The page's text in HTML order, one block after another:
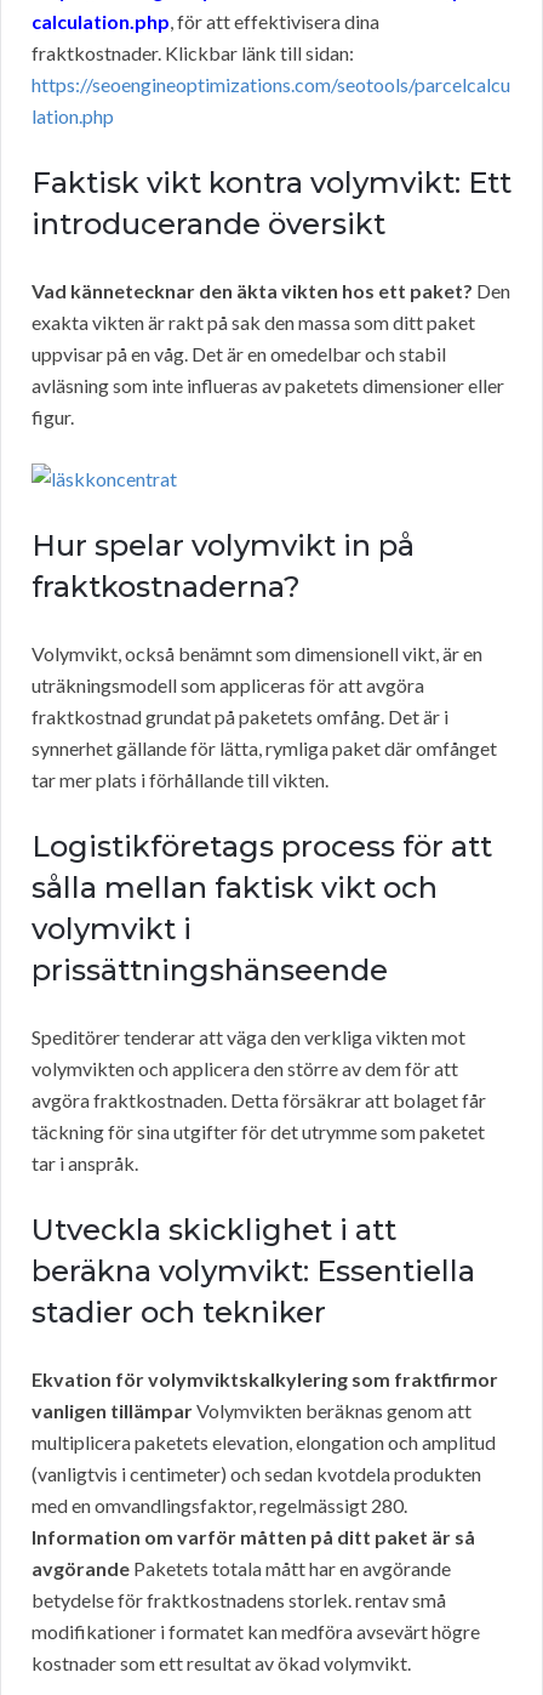
calculation.php, för att effektivisera dina
fraktkostnader. Klickbar länk till sidan:
https://seoengineoptimizations.com/seotools/parcelcalcu
lation.php
Faktisk vikt kontra volymvikt: Ett
introducerande översikt
Vad kännetecknar den äkta vikten hos ett paket? Den
exakta vikten är rakt på sak den massa som ditt paket
uppvisar på en våg. Det är en omedelbar och stabil
avläsning som inte influeras av paketets dimensioner eller
figur.
Hur spelar volymvikt in på
fraktkostnaderna?
Volymvikt, också benämnt som dimensionell vikt, är en
uträkningsmodell som appliceras för att avgöra
fraktkostnad grundat på paketets omfång. Det är i
synnerhet gällande för lätta, rymliga paket där omfånget
tar mer plats i förhållande till vikten.
Logistikföretags process för att
sålla mellan faktisk vikt och
volymvikt i
prissättningshänseende
Speditörer tenderar att väga den verkliga vikten mot
volymvikten och applicera den större av dem för att
avgöra fraktkostnaden. Detta försäkrar att bolaget får
täckning för sina utgifter för det utrymme som paketet
tar i anspråk.
Utveckla skicklighet i att
beräkna volymvikt: Essentiella
stadier och tekniker
Ekvation för volymviktskalkylering som fraktfirmor
vanligen tillämparVolymvikten beräknas genom att
multiplicera paketets elevation, elongation och amplitud
(vanligtvis i centimeter) och sedan kvotdela produkten
med en omvandlingsfaktor, regelmässigt 280.
Information om varför måtten på ditt paket är så
avgörande Paketets totala mått har en avgörande
betydelse för fraktkostnadens storlek. rentav små
modifikationer i formatet kan medföra avsevärt högre
kostnader som ett resultat av ökad volymvikt.